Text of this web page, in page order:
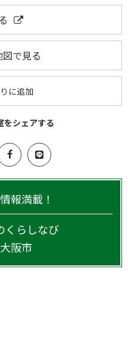
で見る
に追加
をシェアする
報満載！
くらしなび
阪市